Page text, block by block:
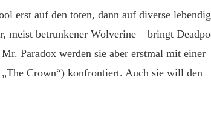
erst auf den toten, dann auf diverse
meist betrunkener Wolverine – bringt
Paradox werden sie aber erstmal mit einer
Crown“) konfrontiert. Auch sie will den